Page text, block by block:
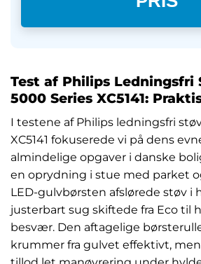
PRIS
Test af Philips Ledningsfri
5000 Series XC5141:
I testene af Philips ledningsfri
XC5141 fokuserede vi på dens
almindelige opgaver i danske
en oprydning i stue med parket
LED-gulvbørsten afslørede støv i
justerbart sug skiftede fra Eco til
besvær. Den aftagelige
krummer fra gulvet effektivt,